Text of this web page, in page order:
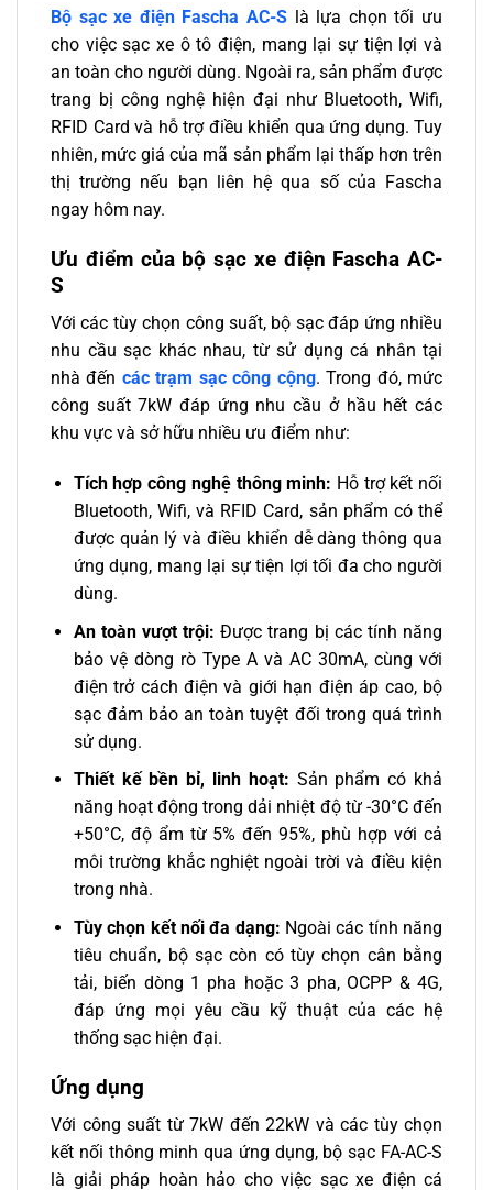
Bộ sạc xe điện Fascha AC-S là lựa chọn tối ưu
cho việc sạc xe ô tô điện, mang lại sự tiện lợi và
an toàn cho người dùng. Ngoài ra, sản phẩm được
trang bị công nghệ hiện đại như Bluetooth, Wifi,
RFID Card và hỗ trợ điều khiển qua ứng dụng. Tuy
nhiên, mức giá của mã sản phẩm lại thấp hơn trên
thị trường nếu bạn liên hệ qua số của Fascha
ngay hôm nay.
Ưu điểm của bộ sạc xe điện Fascha AC-
S
Với các tùy chọn công suất, bộ sạc đáp ứng nhiều
nhu cầu sạc khác nhau, từ sử dụng cá nhân tại
nhà đến các trạm sạc công cộng. Trong đó, mức
công suất 7kW đáp ứng nhu cầu ở hầu hết các
khu vực và sở hữu nhiều ưu điểm như:
Tích hợp công nghệ thông minh: Hỗ trợ kết nối
Bluetooth, Wifi, và RFID Card, sản phẩm có thể
được quản lý và điều khiển dễ dàng thông qua
ứng dụng, mang lại sự tiện lợi tối đa cho người
dùng.
An toàn vượt trội: Được trang bị các tính năng
bảo vệ dòng rò Type A và AC 30mA, cùng với
điện trở cách điện và giới hạn điện áp cao, bộ
sạc đảm bảo an toàn tuyệt đối trong quá trình
sử dụng.
Thiết kế bền bỉ, linh hoạt: Sản phẩm có khả
năng hoạt động trong dải nhiệt độ từ -30°C đến
+50°C, độ ẩm từ 5% đến 95%, phù hợp với cả
môi trường khắc nghiệt ngoài trời và điều kiện
trong nhà.
Tùy chọn kết nối đa dạng: Ngoài các tính năng
tiêu chuẩn, bộ sạc còn có tùy chọn cân bằng
tải, biến dòng 1 pha hoặc 3 pha, OCPP & 4G,
đáp ứng mọi yêu cầu kỹ thuật của các hệ
thống sạc hiện đại.
Ứng dụng
Với công suất từ 7kW đến 22kW và các tùy chọn
kết nối thông minh qua ứng dụng, bộ sạc FA-AC-S
là giải pháp hoàn hảo cho việc sạc xe điện cá